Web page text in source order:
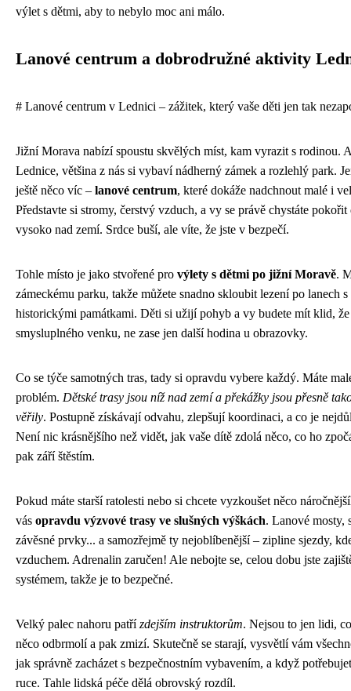
výlet s dětmi, aby to nebylo moc ani málo.
Lanové centrum a dobrodružné aktivity
# Lanové centrum v Lednici – zážitek, který vaše děti jen tak
Jižní Morava nabízí spoustu skvělých míst, kam vyrazit s rodinou.
Lednice, většina z nás si vybaví nádherný zámek a rozlehlý park.
ještě něco víc – lanové centrum, které dokáže nadchnout malé i
Představte si stromy, čerstvý vzduch, a vy se právě chystáte
vysoko nad zemí. Srdce buší, ale víte, že jste v bezpečí.
Tohle místo je jako stvořené pro výlety s dětmi po jižní Moravě.
zámeckému parku, takže můžete snadno skloubit lezení po lanech
historickými památkami. Děti si užijí pohyb a vy budete mít klid,
smysluplného venku, ne zase jen další hodina u obrazovky.
Co se týče samotných tras, tady si opravdu vybere každý. Máte
problém. Dětské trasy jsou níž nad zemí a překážky jsou přesně
věřily. Postupně získávají odvahu, zlepšují koordinaci, a co je
Není nic krásnějšího než vidět, jak vaše dítě zdolá něco, co ho
pak září štěstím.
Pokud máte starší ratolesti nebo si chcete vyzkoušet něco
vás opravdu výzvové trasy ve slušných výškách. Lanové mosty,
závěsné prvky... a samozřejmě ty nejoblíbenější – zipline sjezdy,
vzduchem. Adrenalin zaručen! Ale nebojte se, celou dobu jste
systémem, takže je to bezpečné.
Velký palec nahoru patřízdejším instruktorům. Nejsou to jen lidi,
něco odbrmolí a pak zmizí. Skutečně se starají, vysvětlí vám
jak správně zacházet s bezpečnostním vybavením, a když
ruce. Tahle lidská péče dělá obrovský rozdíl.